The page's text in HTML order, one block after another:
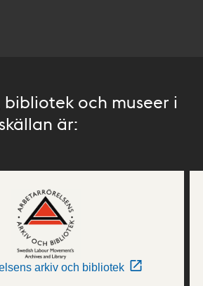
och museer i
är:
arkiv och bibliotek